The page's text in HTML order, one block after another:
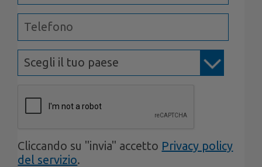
Cliccando su "invia" accetto Privacy policy
del servizio.